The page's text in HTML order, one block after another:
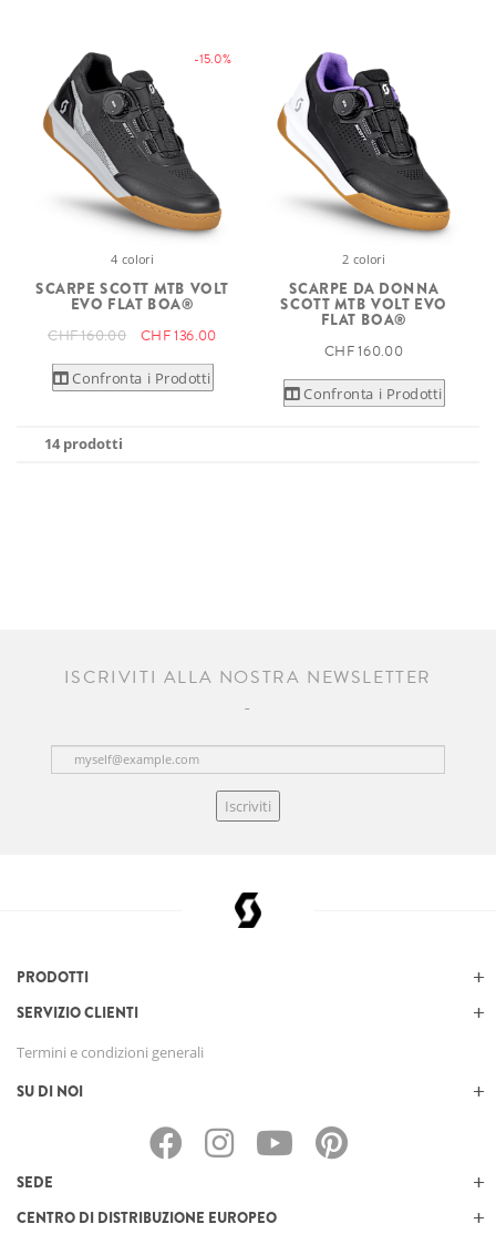
-15.0%
4 colori
SCARPE SCOTT MTB VOLT
EVO FLAT BOA®
CHF 160.00 CHF 136.00
Confronta i Prodotti
2 colori
SCARPE DA DONNA
SCOTT MTB VOLT EVO
FLAT BOA®
CHF 160.00
Confronta i Prodotti
14 prodotti
ISCRIVITI ALLA NOSTRA NEWSLETTER
Iscriviti
PRODOTTI
SERVIZIO CLIENTI
Termini e condizioni generali
SU DI NOI
SEDE
CENTRO DI DISTRIBUZIONE EUROPEO